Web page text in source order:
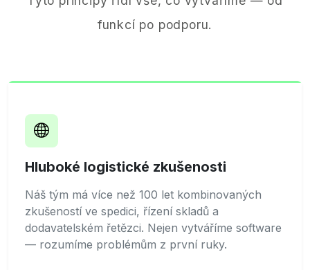
funkcí po podporu.
Hluboké logistické zkušenosti
Náš tým má více než 100 let kombinovaných
zkušeností ve spedici, řízení skladů a
dodavatelském řetězci. Nejen vytváříme software
— rozumíme problémům z první ruky.